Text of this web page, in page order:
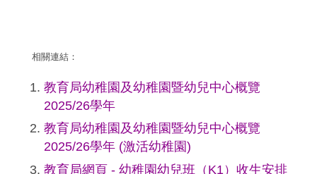
相關連結：
教育局幼稚園及幼稚園暨幼兒中心概覽
2025/26學年
教育局幼稚園及幼稚園暨幼兒中心概覽
2025/26學年 (激活幼稚園)
教育局網頁 - 幼稚園幼兒班（K1）收生安排